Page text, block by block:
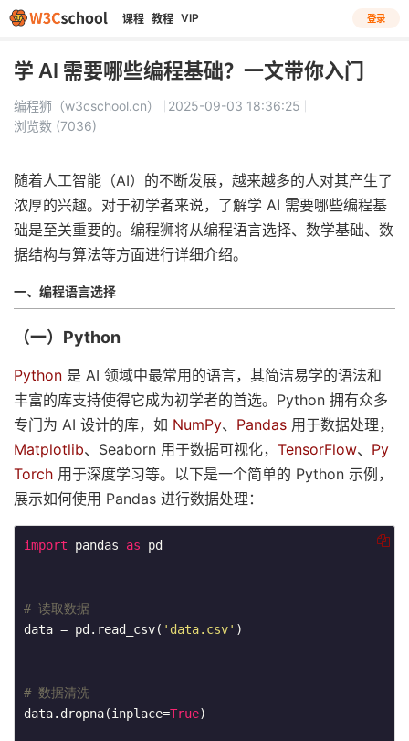
课程 教程 VIP 登录
学 AI 需要哪些编程基础？一文带你入门
编程狮（w3cschool.cn）
2025-09-03 18:36:25
浏览数 (7036)
随着人工智能（AI）的不断发展，越来越多的人对其产生了
浓厚的兴趣。对于初学者来说，了解学 AI 需要哪些编程基
础是至关重要的。编程狮将从编程语言选择、数学基础、数
据结构与算法等方面进行详细介绍。
一、编程语言选择
（一）Python
Python 是 AI 领域中最常用的语言，其简洁易学的语法和
丰富的库支持使得它成为初学者的首选。Python 拥有众多
专门为 AI 设计的库，如 NumPy、 Pandas 用于数据处理，
Matplotlib、Seaborn 用于数据可视化， TensorFlow、 Py
Torch 用于深度学习等。以下是一个简单的 Python 示例，
展示如何使用 Pandas 进行数据处理：
import pandas as pd
# 读取数据
data = pd.read_csv( 'data.csv' )
# 数据清洗
data.dropna(inplace=True)